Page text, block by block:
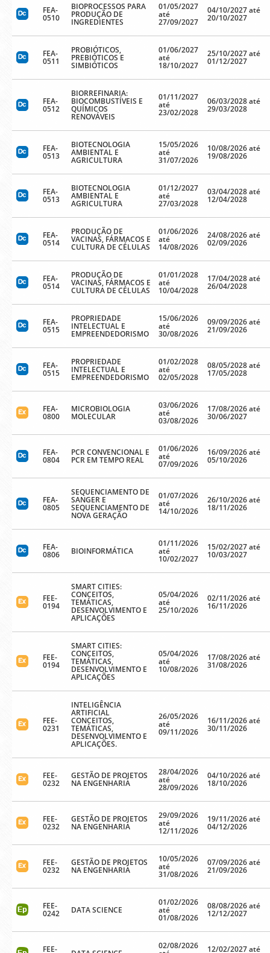
FEA-
0510
BIOPROCESSOS PARA
PRODUÇÃO DE
INGREDIENTES
01/05/2027
até
27/09/2027
04/10/2027 até
20/10/2027
FEA-
0511
PROBIÓTICOS,
PREBIÓTICOS E
SIMBIÓTICOS
01/06/2027
até
18/10/2027
25/10/2027 até
01/12/2027
FEA-
0512
BIORREFINARIA:
BIOCOMBUSTÍVEIS E
QUÍMICOS
RENOVÁVEIS
01/11/2027
até
23/02/2028
06/03/2028 até
29/03/2028
FEA-
0513
BIOTECNOLOGIA
AMBIENTAL E
AGRICULTURA
15/05/2026
até
31/07/2026
10/08/2026 até
19/08/2026
FEA-
0513
BIOTECNOLOGIA
AMBIENTAL E
AGRICULTURA
01/12/2027
até
27/03/2028
03/04/2028 até
12/04/2028
FEA-
0514
PRODUÇÃO DE
VACINAS, FÁRMACOS E
CULTURA DE CÉLULAS
01/06/2026
até
14/08/2026
24/08/2026 até
02/09/2026
FEA-
0514
PRODUÇÃO DE
VACINAS, FÁRMACOS E
CULTURA DE CÉLULAS
01/01/2028
até
10/04/2028
17/04/2028 até
26/04/2028
FEA-
0515
PROPRIEDADE
INTELECTUAL E
EMPREENDEDORISMO
15/06/2026
até
30/08/2026
09/09/2026 até
21/09/2026
FEA-
0515
PROPRIEDADE
INTELECTUAL E
EMPREENDEDORISMO
01/02/2028
até
02/05/2028
08/05/2028 até
17/05/2028
FEA-
0800
MICROBIOLOGIA
MOLECULAR
03/06/2026
até
03/08/2026
17/08/2026 até
30/06/2027
FEA-
0804
PCR CONVENCIONAL E
PCR EM TEMPO REAL
01/06/2026
até
07/09/2026
16/09/2026 até
05/10/2026
FEA-
0805
SEQUENCIAMENTO DE
SANGER E
SEQUENCIAMENTO DE
NOVA GERAÇÃO
01/07/2026
até
14/10/2026
26/10/2026 até
18/11/2026
FEA-
0806 BIOINFORMÁTICA
01/11/2026
até
10/02/2027
15/02/2027 até
10/03/2027
FEE-
0194
SMART CITIES:
CONCEITOS,
TEMÁTICAS,
DESENVOLVIMENTO E
APLICAÇÕES
05/04/2026
até
25/10/2026
02/11/2026 até
16/11/2026
FEE-
0194
SMART CITIES:
CONCEITOS,
TEMÁTICAS,
DESENVOLVIMENTO E
APLICAÇÕES
05/04/2026
até
10/08/2026
17/08/2026 até
31/08/2026
FEE-
0231
INTELIGÊNCIA
ARTIFICIAL
CONCEITOS,
TEMÁTICAS,
DESENVOLVIMENTO E
APLICAÇÕES.
26/05/2026
até
09/11/2026
16/11/2026 até
30/11/2026
FEE-
0232
GESTÃO DE PROJETOS
NA ENGENHARIA
28/04/2026
até
28/09/2026
04/10/2026 até
18/10/2026
FEE-
0232
GESTÃO DE PROJETOS
NA ENGENHARIA
29/09/2026
até
12/11/2026
19/11/2026 até
04/12/2026
FEE-
0232
GESTÃO DE PROJETOS
NA ENGENHARIA
10/05/2026
até
31/08/2026
07/09/2026 até
21/09/2026
FEE-
0242 DATA SCIENCE
01/02/2026
até
01/08/2026
08/08/2026 até
12/12/2027
FEE- 02/08/2026 12/02/2027 até